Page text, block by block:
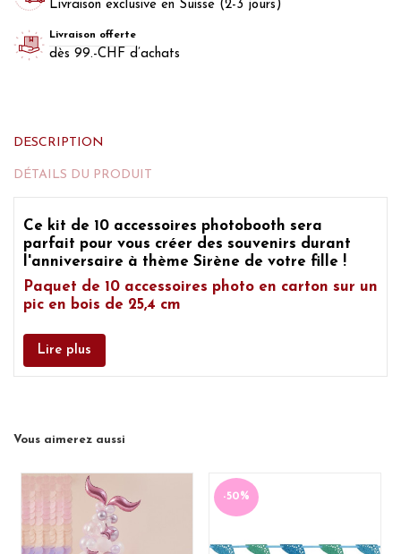
Livraison exclusive en Suisse (2-3 jours)
Livraison offerte
dès 99.-CHF d’achats
DESCRIPTION
DÉTAILS DU PRODUIT
Ce kit de 10 accessoires photobooth sera
parfait pour vous créer des souvenirs durant
l'anniversaire à thème Sirène de votre fille !
Paquet de 10 accessoires photo en carton sur un
pic en bois de 25,4 cm
Lire plus
Vous aimerez aussi
-50%